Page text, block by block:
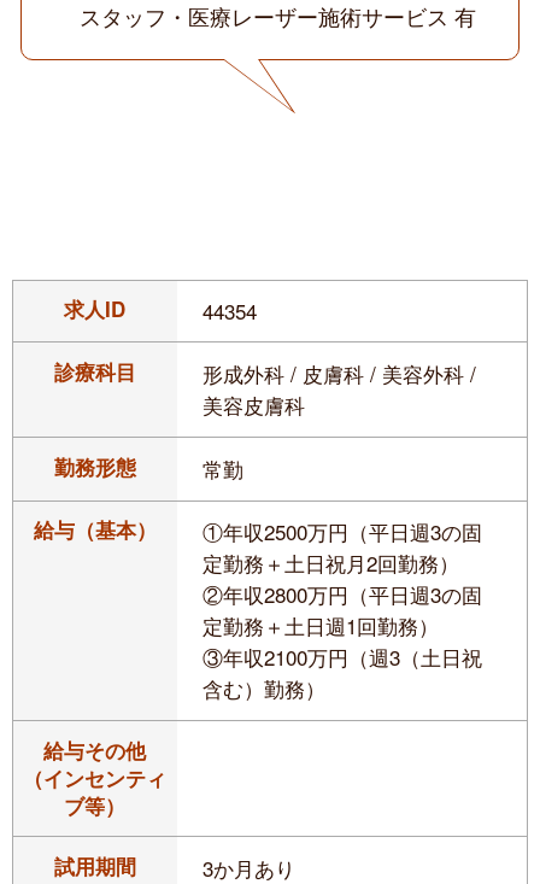
スタッフ・医療レーザー施術サービス 有
求人ID 44354
診療科目
形成外科 / 皮膚科 / 美容外科 /
美容皮膚科
勤務形態 常勤
給与（基本）
①年収2500万円（平日週3の固
定勤務＋土日祝月2回勤務）
②年収2800万円（平日週3の固
定勤務＋土日週1回勤務）
③年収2100万円（週3（土日祝
含む）勤務）
給与その他
（インセンティ
ブ等）
試用期間 3か月あり